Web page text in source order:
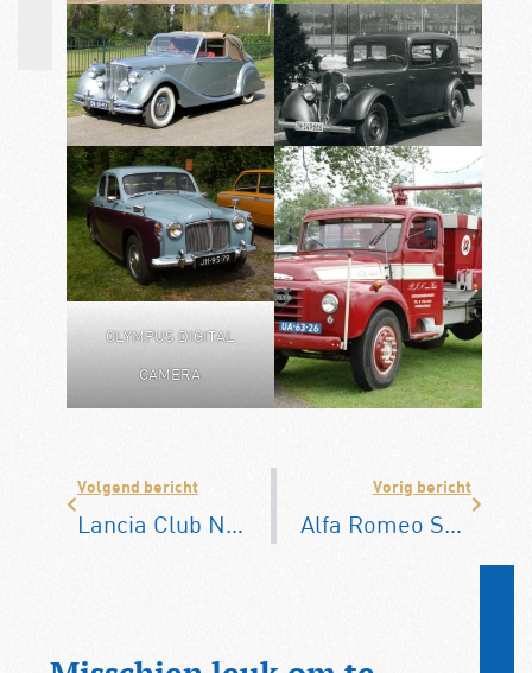
OLYMPUS DIGITAL
CAMERA
Volgend bericht
Lancia Club Nederland
Vorig bericht
Alfa Romeo Spider Register